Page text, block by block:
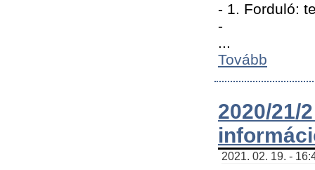
- 1. Forduló:
-
...
Tovább
2020/
2021. 02. 19. -